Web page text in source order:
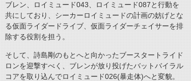
ブレン、ロイミュード043、ロイミュード087と行動を
共にしており、シーカーロイミュードの計画の妨げとな
る仮面ライダードライブ、仮面ライダーチェイサーを排
除する役割を担う。
そして、詩島剛のもとへと向かったブースタートライド
ロンを迎撃すべく、ブレンが放り投げたバットバイラル
コアを取り込んでロイミュード026(暴走体)へと変貌。